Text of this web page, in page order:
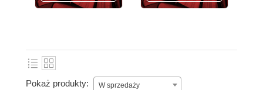
Pokaż produkty: W sprzedaży